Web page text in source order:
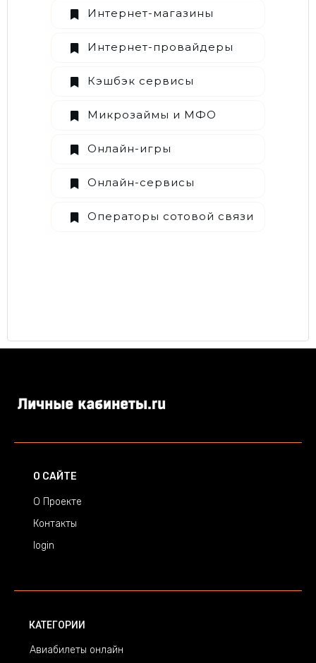
Интернет-магазины
Интернет-провайдеры
Кэшбэк сервисы
Микрозаймы и МФО
Онлайн-игры
Онлайн-сервисы
Операторы сотовой связи
О САЙТЕ
О Проекте
Контакты
login
КАТЕГОРИИ
Авиабилеты онлайн